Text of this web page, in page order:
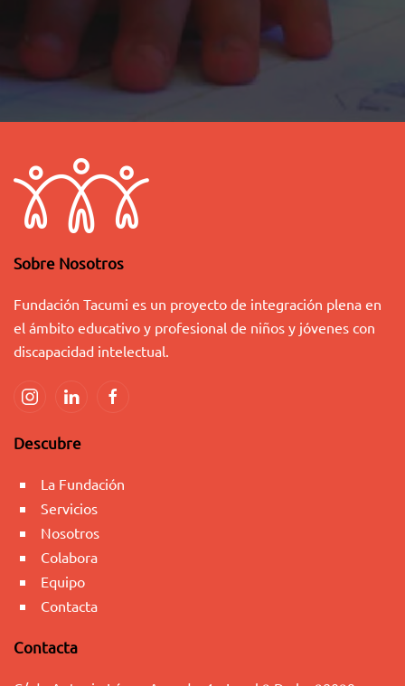
Sobre Nosotros
Fundación Tacumi es un proyecto de integración plena en
el ámbito educativo y profesional de niños y jóvenes con
discapacidad intelectual.
Descubre
La Fundación
Servicios
Nosotros
Colabora
Equipo
Contacta
Contacta